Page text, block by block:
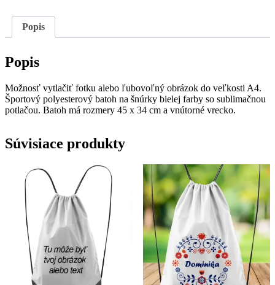
Popis
Popis
Možnosť vytlačiť fotku alebo ľubovoľný obrázok do veľkosti A4.
Športový polyesterový batoh na šnúrky bielej farby so sublimačnou
potlačou. Batoh má rozmery 45 x 34 cm a vnútorné vrecko.
Súvisiace produkty